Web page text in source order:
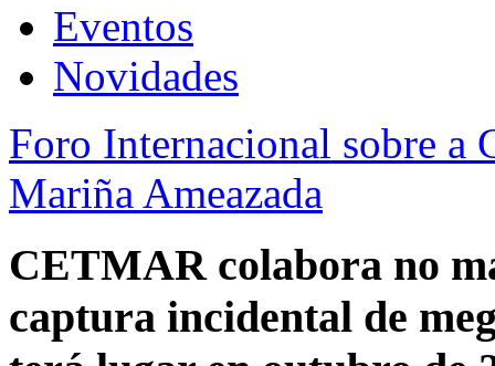
Eventos
Novidades
Foro Internacional sobre a
Mariña Ameazada
CETMAR colabora no
captura incidental de